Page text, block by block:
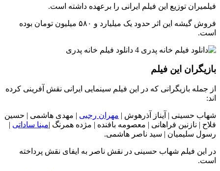
فیلمیران توزیع این فیلم ایرانی را برعهده داشته است.
فروش گیشه این اثر حدود یک میلیارد و ۵۸۰ میلیون تومان بوده
است.
بازیگران این فیلم
از جمله بازیگرانی که در این فیلم سینمایی ایرانی نقش آفرینی کرده
اند:
شهاب حسینی | آیناز آذرهوش | مهران رجبی | مهدی هاشمی | حسین
فلاح | نازنین فراهانی | معصومه بافنده | مژده همرنگ |مینا ساداتی |
رسول سلیمیان | سید ناصر هاشمی.
در این فیلم شهاب حسینی در نقش ناصر به ایفای نقش پرداخته
است.